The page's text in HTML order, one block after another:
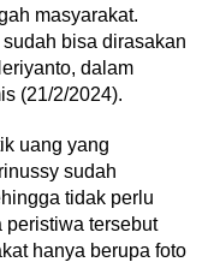
masyarakat.
bisa dirasakan
dalam
(21/2/2024).
uang yang
sudah
tidak perlu
tersebut
hanya berupa foto